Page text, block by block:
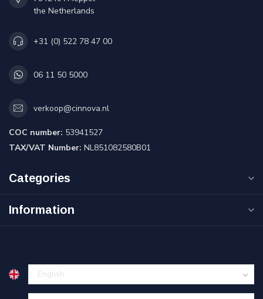
the Netherlands
+31 (0) 522 78 47 00
06 11 50 5000
verkoop@cinnova.nl
COC number: 53941527
TAX/VAT Number: NL851082580B01
Categories
Information